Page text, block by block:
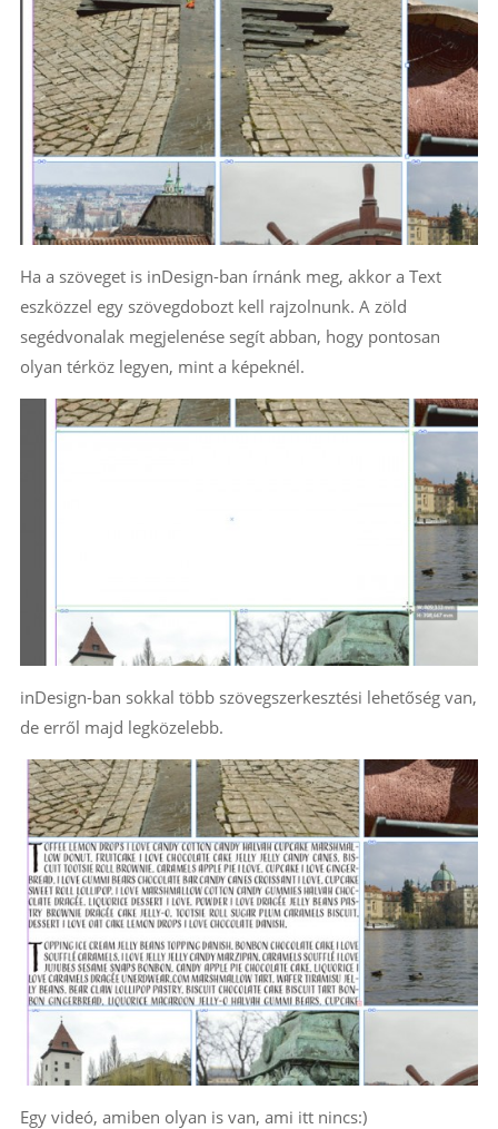
Ha a szöveget is inDesign-ban írnánk meg, akkor a Text
eszközzel egy szövegdobozt kell rajzolnunk. A zöld
segédvonalak megjelenése segít abban, hogy pontosan
olyan térköz legyen, mint a képeknél.
inDesign-ban sokkal több szövegszerkesztési lehetőség van,
de erről majd legközelebb.
Egy videó, amiben olyan is van, ami itt nincs:)